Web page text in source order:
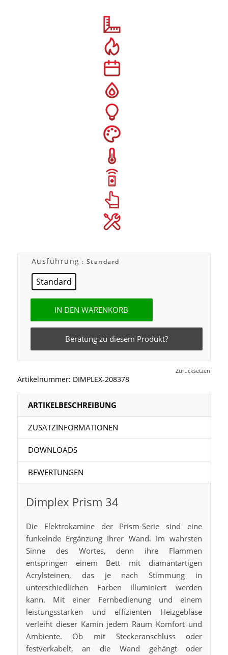
Ausführung : Standard
Standard
Zurücksetzen
IN DEN WARENKORB
Beratung zu diesem Produkt?
Artikelnummer: DIMPLEX-208378
ARTIKELBESCHREIBUNG
ZUSATZINFORMATIONEN
DOWNLOADS
BEWERTUNGEN
Dimplex Prism 34
Die Elektrokamine der Prism-Serie sind eine
funkelnde Ergänzung Ihrer Wand. Im wahrsten
Sinne des Wortes, denn ihre Flammen
entspringen einem Bett mit diamantartigen
Acrylsteinen, das je nach Stimmung in
unterschiedlichen Farben illuminiert werden
kann. Mit einer Fernbedienung und einem
leistungsstarken und effizienten Heizgebläse
verleiht dieser Kamin jedem Raum Komfort und
Ambiente. Ob mit Steckeranschluss oder
festverkabelt, an die Wand gehängt oder